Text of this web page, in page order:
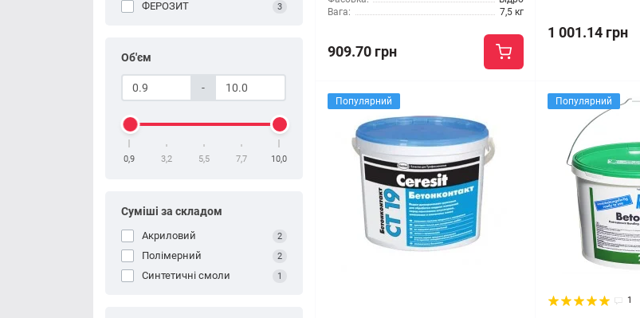
ФЕРОЗИТ 3
Об'єм
-
0,9 3,2 5,5 7,7 10,0
Суміші за складом
Акриловий 2
Полімерний 2
Синтетичні смоли 1
Вага:
7,5 кг
909.70 грн
1 001.14 грн
Популярний Популярний
1